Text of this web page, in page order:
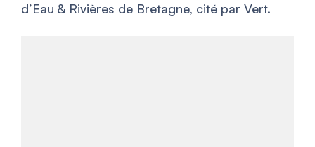
d’Eau & Rivières de Bretagne, cité par Vert.